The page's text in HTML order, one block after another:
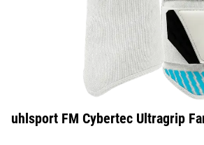
uhlsport FM Cybertec Ultragrip